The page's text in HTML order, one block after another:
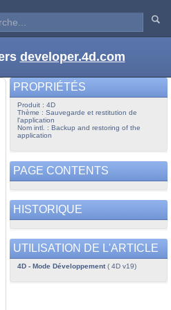
developer.4d.com
PROPRIÉTÉS
Produit : 4D
Thème : Sauvegarde et restitution de
l'application
Nom intl. : Backup and restoring of the
application
PAGE CONTENTS
HISTORIQUE
UTILISATION DE L'ARTICLE
4D - Mode Développement( 4D v19)